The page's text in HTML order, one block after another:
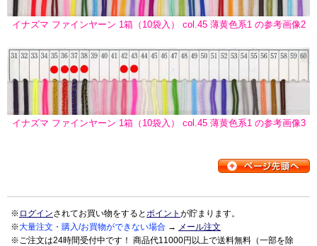
イナズマ ファインヤーン 1箱（10袋入） col.45 薄黄色系1 の参考画像2
イナズマ ファインヤーン 1箱（10袋入） col.45 薄黄色系1 の参考画像3
※ ログインされてお買い物をすると ポイント が貯まります。
※大量注文・購入/お買物ができない場合 → メール注文
※ご注文は24時間受付中です！ 商品代11000円以上で送料無料（一部を除